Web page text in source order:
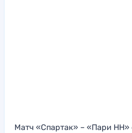
Матч «Спартак» – «Пари НН»